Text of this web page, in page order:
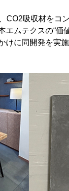
CO2吸収材をコ
ムテクスの“価
けに同開発を実